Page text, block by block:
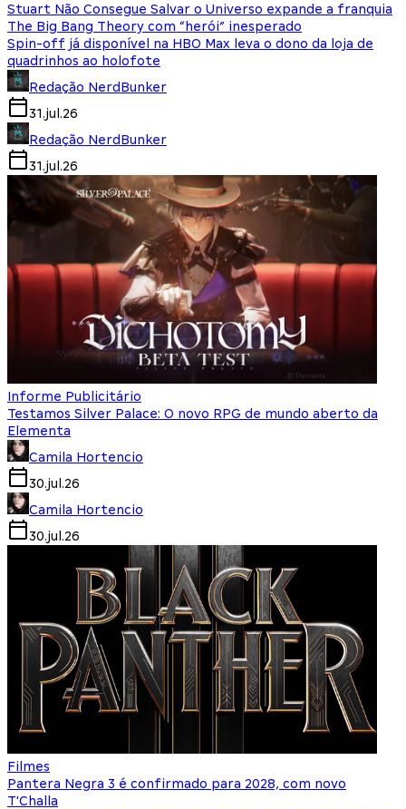
Stuart Não Consegue Salvar o Universo expande a franquia
The Big Bang Theory com “herói” inesperado
Spin-off já disponível na HBO Max leva o dono da loja de
quadrinhos ao holofote
Redação NerdBunker
31.jul.26
Redação NerdBunker
31.jul.26
Informe Publicitário
Testamos Silver Palace: O novo RPG de mundo aberto da
Elementa
Camila Hortencio
30.jul.26
Camila Hortencio
30.jul.26
Filmes
Pantera Negra 3 é confirmado para 2028, com novo
T'Challa